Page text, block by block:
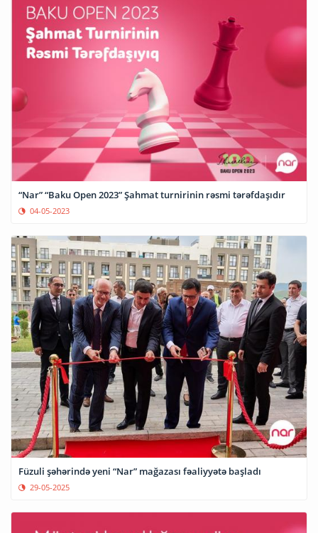
“Nar” “Baku Open 2023” Şahmat turnirinin rəsmi tərəfdaşıdır
04-05-2023
Füzuli şəhərində yeni “Nar” mağazası fəaliyyətə başladı
29-05-2025